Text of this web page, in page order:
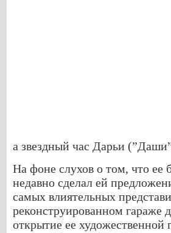
а звездный час Дарьи
На фоне слухов о том, что
недавно сделал ей
самых влиятельных
реконструированном гараже
открытие ее художественной